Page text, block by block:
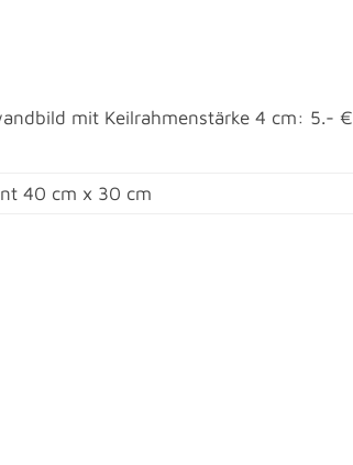
mit Keilrahmenstärke 4 cm: 5.- €